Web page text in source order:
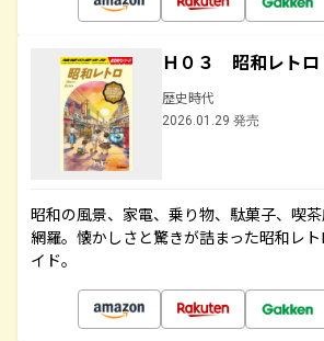
Ｈ０３ 昭和レトロ
歴史時代
2026.01.29 発売
昭和の風景、家電、乗り物、駄菓子、喫
網羅。懐かしさと驚きが詰まった昭和レ
イド。